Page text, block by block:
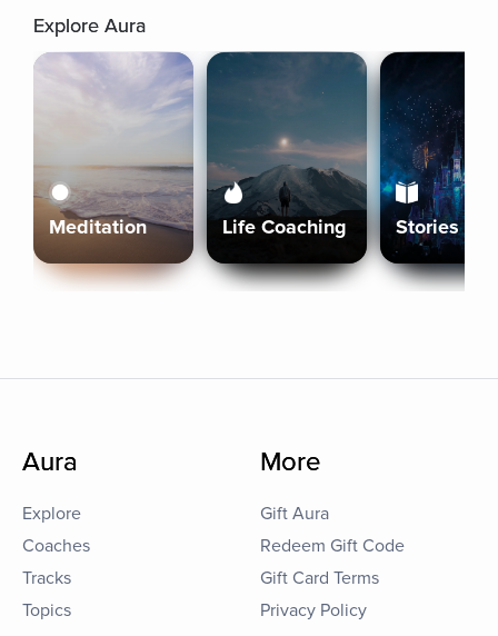
Explore Aura
Meditation Life Coaching Stories
Aura
Explore
Coaches
Tracks
Topics
More
Gift Aura
Redeem Gift Code
Gift Card Terms
Privacy Policy